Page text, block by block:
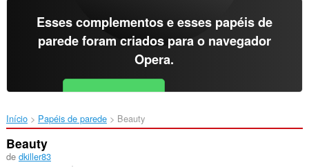
Esses complementos e esses papéis de
parede foram criados para o navegador
Opera.
Baixar o Opera Free for Android
Início Papéis de parede Beauty‎
Beauty
de dkiller83